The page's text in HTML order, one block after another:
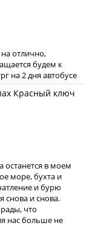
отлично,
будем к
на 2 дня автобусе
останется в моем
море, бухта и
и бурю
снова и снова.
что
нас больше не